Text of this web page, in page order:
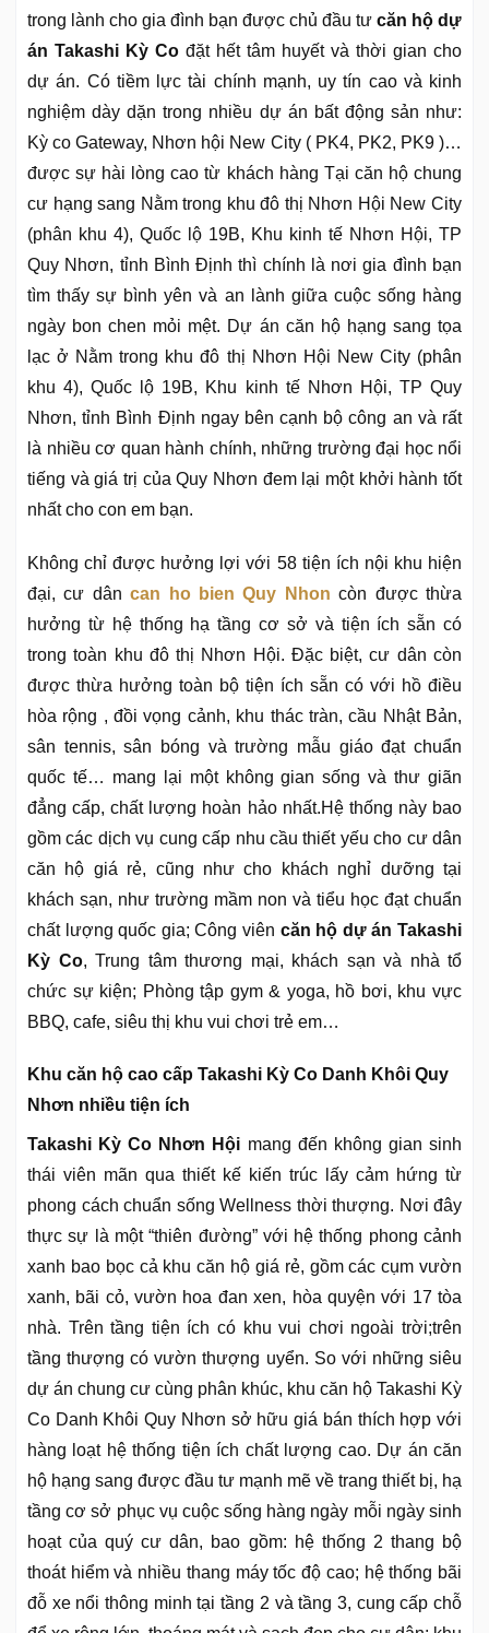
trong lành cho gia đình bạn được chủ đầu tư căn hộ dự
án Takashi Kỳ Co đặt hết tâm huyết và thời gian cho
dự án. Có tiềm lực tài chính mạnh, uy tín cao và kinh
nghiệm dày dặn trong nhiều dự án bất động sản như:
Kỳ co Gateway, Nhơn hội New City ( PK4, PK2, PK9 )…
được sự hài lòng cao từ khách hàng Tại căn hộ chung
cư hạng sang Nằm trong khu đô thị Nhơn Hội New City
(phân khu 4), Quốc lộ 19B, Khu kinh tế Nhơn Hội, TP
Quy Nhơn, tỉnh Bình Định thì chính là nơi gia đình bạn
tìm thấy sự bình yên và an lành giữa cuộc sống hàng
ngày bon chen mỏi mệt. Dự án căn hộ hạng sang tọa
lạc ở Nằm trong khu đô thị Nhơn Hội New City (phân
khu 4), Quốc lộ 19B, Khu kinh tế Nhơn Hội, TP Quy
Nhơn, tỉnh Bình Định ngay bên cạnh bộ công an và rất
là nhiều cơ quan hành chính, những trường đại học nổi
tiếng và giá trị của Quy Nhơn đem lại một khởi hành tốt
nhất cho con em bạn.
Không chỉ được hưởng lợi với 58 tiện ích nội khu hiện
đại, cư dâncan ho bien Quy Nhon còn được thừa
hưởng từ hệ thống hạ tầng cơ sở và tiện ích sẵn có
trong toàn khu đô thị Nhơn Hội. Đặc biệt, cư dân còn
được thừa hưởng toàn bộ tiện ích sẵn có với hồ điều
hòa rộng , đồi vọng cảnh, khu thác tràn, cầu Nhật Bản,
sân tennis, sân bóng và trường mẫu giáo đạt chuẩn
quốc tế… mang lại một không gian sống và thư giãn
đẳng cấp, chất lượng hoàn hảo nhất.Hệ thống này bao
gồm các dịch vụ cung cấp nhu cầu thiết yếu cho cư dân
căn hộ giá rẻ, cũng như cho khách nghỉ dưỡng tại
khách sạn, như trường mầm non và tiểu học đạt chuẩn
chất lượng quốc gia; Công viên căn hộ dự án Takashi
Kỳ Co, Trung tâm thương mại, khách sạn và nhà tổ
chức sự kiện; Phòng tập gym & yoga, hồ bơi, khu vực
BBQ, cafe, siêu thị khu vui chơi trẻ em…
Khu căn hộ cao cấp Takashi Kỳ Co Danh Khôi Quy
Nhơn nhiều tiện ích
Takashi Kỳ Co Nhơn Hội mang đến không gian sinh
thái viên mãn qua thiết kế kiến trúc lấy cảm hứng từ
phong cách chuẩn sống Wellness thời thượng. Nơi đây
thực sự là một “thiên đường” với hệ thống phong cảnh
xanh bao bọc cả khu căn hộ giá rẻ, gồm các cụm vườn
xanh, bãi cỏ, vườn hoa đan xen, hòa quyện với 17 tòa
nhà. Trên tầng tiện ích có khu vui chơi ngoài trời;trên
tầng thượng có vườn thượng uyển. So với những siêu
dự án chung cư cùng phân khúc, khu căn hộ Takashi Kỳ
Co Danh Khôi Quy Nhơn sở hữu giá bán thích hợp với
hàng loạt hệ thống tiện ích chất lượng cao. Dự án căn
hộ hạng sang được đầu tư mạnh mẽ về trang thiết bị, hạ
tầng cơ sở phục vụ cuộc sống hàng ngày mỗi ngày sinh
hoạt của quý cư dân, bao gồm: hệ thống 2 thang bộ
thoát hiểm và nhiều thang máy tốc độ cao; hệ thống bãi
đỗ xe nổi thông minh tại tầng 2 và tầng 3, cung cấp chỗ